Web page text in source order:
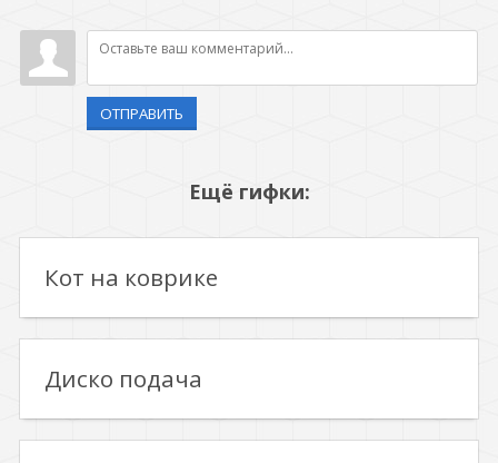
ОТПРАВИТЬ
Ещё гифки:
Кот на коврике
Диско подача